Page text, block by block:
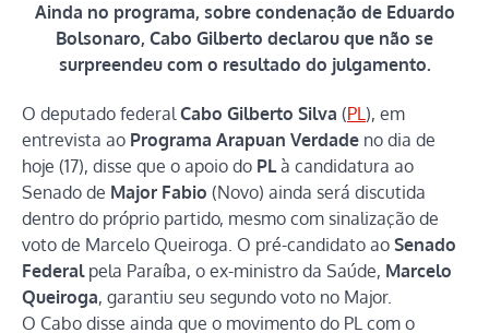
Ainda no programa, sobre condenação de Eduardo
Bolsonaro, Cabo Gilberto declarou que não se
surpreendeu com o resultado do julgamento.
O deputado federalCabo Gilberto Silva (PL), em
entrevista ao Programa Arapuan Verdade no dia de
hoje (17), disse que o apoio do PLà candidatura ao
Senado de Major Fabio (Novo) ainda será discutida
dentro do próprio partido, mesmo com sinalização de
voto de Marcelo Queiroga. O pré-candidato ao Senado
Federalpela Paraíba, o ex-ministro da Saúde, Marcelo
Queiroga, garantiu seu segundo voto no Major.
O Cabo disse ainda que o movimento do PL com o